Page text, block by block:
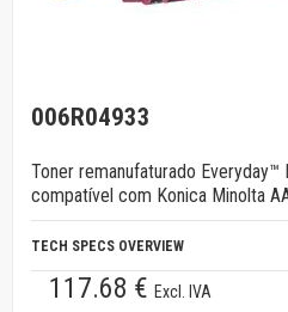
006R04933
Toner remanufaturado Everyday™
compatível com Konica Minolta
TECH SPECS OVERVIEW
117.68 € Excl. IVA